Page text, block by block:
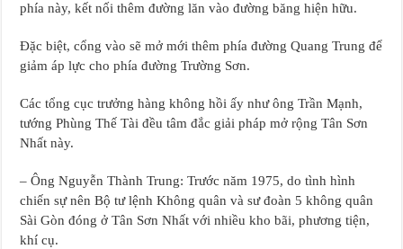
phía này, kết nối thêm đường lăn vào đường băng hiện hữu.
Đặc biệt, cổng vào sẽ mở mới thêm phía đường Quang Trung để
giảm áp lực cho phía đường Trường Sơn.
Các tổng cục trưởng hàng không hồi ấy như ông Trần Mạnh,
tướng Phùng Thế Tài đều tâm đắc giải pháp mở rộng Tân Sơn
Nhất này.
– Ông Nguyễn Thành Trung: Trước năm 1975, do tình hình
chiến sự nên Bộ tư lệnh Không quân và sư đoàn 5 không quân
Sài Gòn đóng ở Tân Sơn Nhất với nhiều kho bãi, phương tiện,
khí cụ.